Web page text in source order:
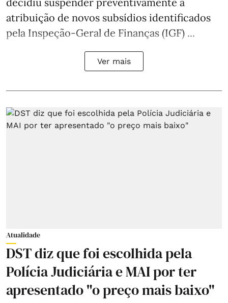
atribuição de novos subsídios identificados
pela Inspeção-Geral de Finanças (IGF) ...
Ver mais
Atualidade
DST diz que foi escolhida pela
Polícia Judiciária e MAI por ter
apresentado "o preço mais baixo"